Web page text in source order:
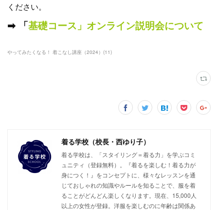
ください。
➡︎ 「基礎コース」オンライン説明会について
やってみたくなる！ 着こなし講座（2024） (11)
着る学校（校長・西ゆり子）
着る学校は、「スタイリング＝着る力」を学ぶコミ
ュニティ（登録無料）。『着るを楽しむ！着る力が
身につく！』をコンセプトに、様々なレッスンを通
じておしゃれの知識やルールを知ることで、服を着
ることがどんどん楽しくなります。現在、15,000人
以上の女性が登録。洋服を楽しむのに年齢は関係あ